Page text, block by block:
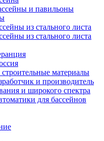
и павильоны
из стального листа
из стального листа
материалы
и производитель
и широкого спектра
для бассейнов